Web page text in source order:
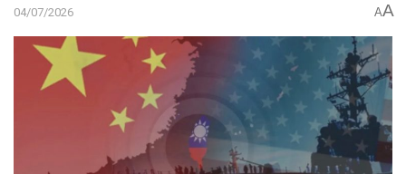
04/07/2026 AA